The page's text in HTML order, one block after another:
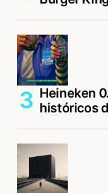
Heineken
históricos